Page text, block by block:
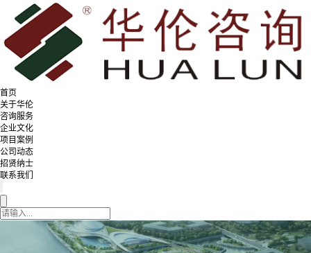
首页
关于华伦
咨询服务
企业文化
项目案例
公司动态
招贤纳士
联系我们